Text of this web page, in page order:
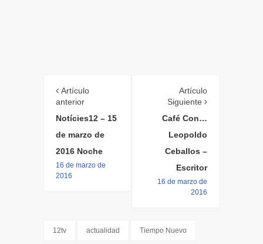
Artículo
anterior
Notícies12 – 15
de marzo de
2016 Noche
16 de marzo de
2016
Artículo
Siguiente
Café Con…
Leopoldo
Ceballos –
Escritor
16 de marzo de
2016
12tv actualidad Tiempo Nuevo